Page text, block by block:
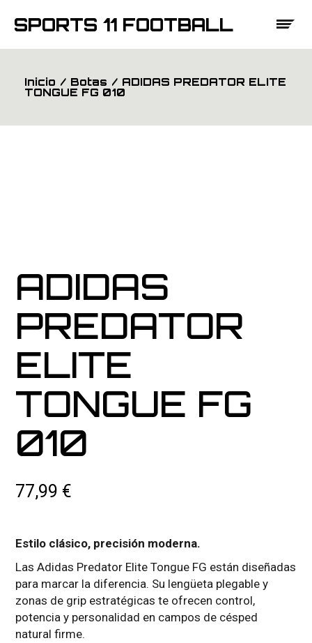
contenido
SPORTS 11 FOOTBALL
Inicio Botas ADIDAS PREDATOR ELITE
TONGUE FG 010
ADIDAS
PREDATOR
ELITE
TONGUE FG
010
77,99 €
Estilo clásico, precisión moderna.
Las Adidas Predator Elite Tongue FG están diseñadas
para marcar la diferencia. Su lengüeta plegable y
zonas de grip estratégicas te ofrecen control,
potencia y personalidad en campos de césped
natural firme.